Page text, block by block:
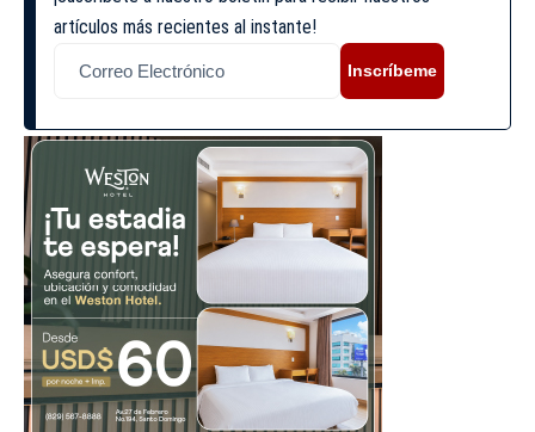
artículos más recientes al instante!
Inscríbeme